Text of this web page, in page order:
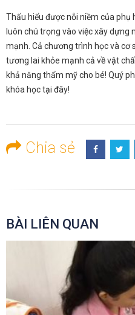
Thấu hiểu được nỗi niềm của phụ
luôn chú trọng vào việc xây
mạnh. Cả chương trình học và cơ
tương lai khỏe mạnh cả về vật
khả năng thẩm mỹ cho bé! Quý
khóa học tại đây!
Chia sẻ
BÀI LIÊN QUAN